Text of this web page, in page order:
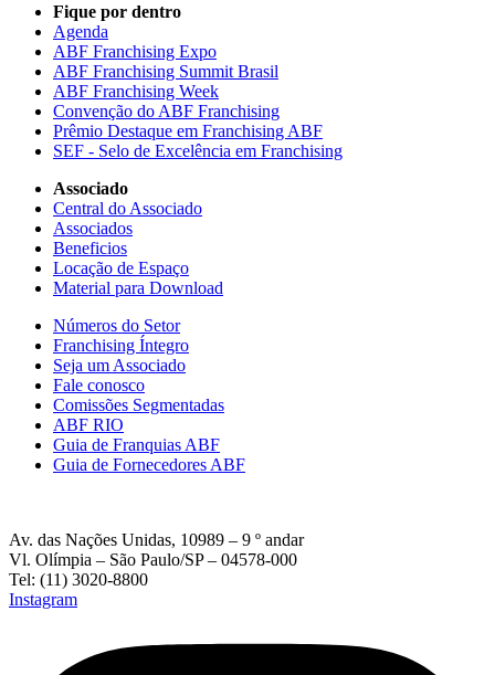
Fique por dentro
Agenda
ABF Franchising Expo
ABF Franchising Summit Brasil
ABF Franchising Week
Convenção do ABF Franchising
Prêmio Destaque em Franchising ABF
SEF - Selo de Excelência em Franchising
Associado
Central do Associado
Associados
Beneficios
Locação de Espaço
Material para Download
Números do Setor
Franchising Íntegro
Seja um Associado
Fale conosco
Comissões Segmentadas
ABF RIO
Guia de Franquias ABF
Guia de Fornecedores ABF
Av. das Nações Unidas, 10989 – 9 º andar
Vl. Olímpia – São Paulo/SP – 04578-000
Tel: (11) 3020-8800
Instagram